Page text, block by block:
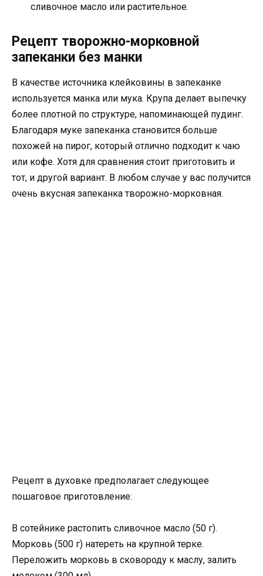
сливочное масло или растительное.
Рецепт творожно-морковной
запеканки без манки
В качестве источника клейковины в запеканке
используется манка или мука. Крупа делает выпечку
более плотной по структуре, напоминающей пудинг.
Благодаря муке запеканка становится больше
похожей на пирог, который отлично подходит к чаю
или кофе. Хотя для сравнения стоит приготовить и
тот, и другой вариант. В любом случае у вас получится
очень вкусная запеканка творожно-морковная.
Рецепт в духовке предполагает следующее
пошаговое приготовление:
В сотейнике растопить сливочное масло (50 г).
Морковь (500 г) натереть на крупной терке.
Переложить морковь в сковороду к маслу, залить